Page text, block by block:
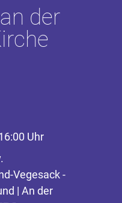
der
Uhr
Vegesack -
| An der